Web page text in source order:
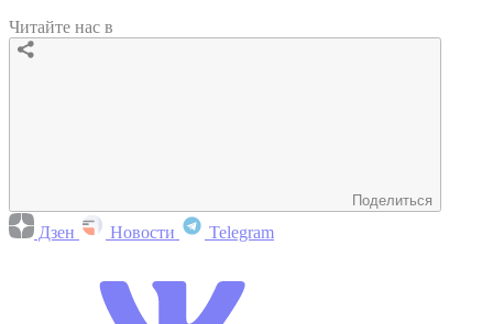
Читайте нас в
Поделиться
Дзен Новости Telegram